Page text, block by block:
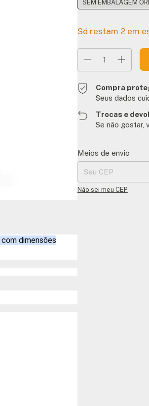
SEM EMBALAGEM
Só restam 2 em
Compra
Seus dados
Trocas e
Se não gostar,
Entregas para o CEP:
Meios de envio
Não sei meu CEP
com dimensões